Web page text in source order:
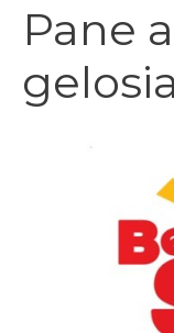
Pane
gelosia